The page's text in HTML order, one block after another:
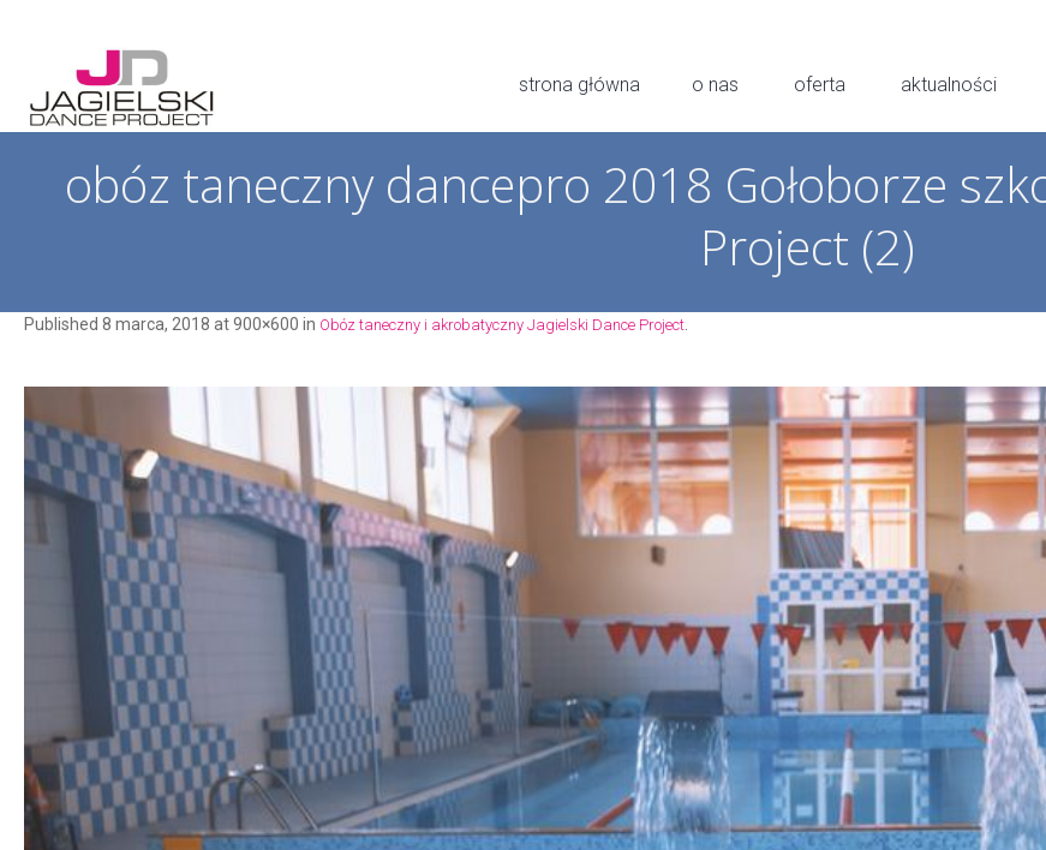
strona główna o nas oferta aktualności
obóz taneczny dancepro 2018 Gołoborze
Project (2)
Published 8 marca, 2018 at 900×600 in Obóz taneczny i akrobatyczny Jagielski Dance Project